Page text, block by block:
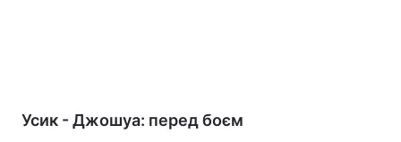
Усик - Джошуа: перед боєм